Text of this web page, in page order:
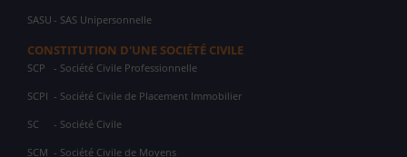
SASU - SAS Unipersonnelle
CONSTITUTION D'UNE SOCIÉTÉ CIVILE
SCP - Société Civile Professionnelle
SCPI - Société Civile de Placement Immobilier
SC - Société Civile
SCM - Société Civile de Moyens